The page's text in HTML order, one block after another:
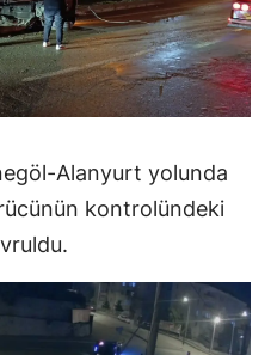
Alanyurt yolunda
kontrolündeki